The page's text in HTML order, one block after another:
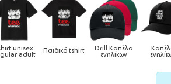
Καπέλα
ενηλίκων Καπέλα παιδικά Κούπες Κούπες